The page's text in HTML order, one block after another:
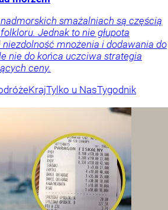
smażalniach są częścią
Jednak to nie głupota
mnożenia i dodawania do
nie do końca uczciwa strategia
ceny.
KrajTylko u NasTygodnik